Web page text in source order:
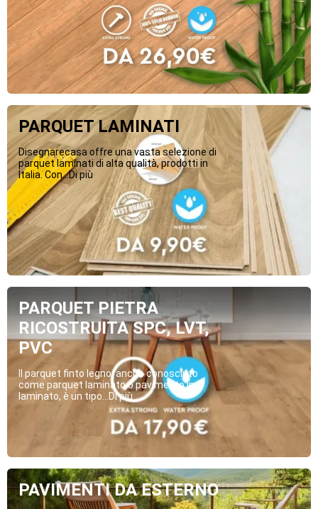
PARQUET LAMINATI
Disegnarecasa offre una vasta selezione di
parquet laminati di alta qualità, prodotti in
Italia. Con...Di più
PARQUET PIETRA
RICOSTRUITA SPC, LVT,
PVC
Il parquet finto legno, anche conosciuto
come parquet laminato o pavimento in
laminato, è un tipo...Di più
PAVIMENTI DA ESTERNO